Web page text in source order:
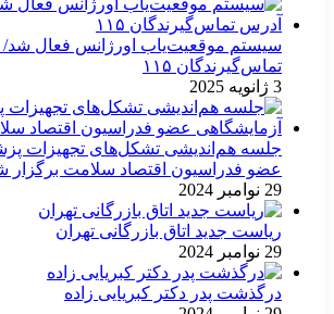
سیستم موقعیت‌یاب اورژانس فعال
تماس‌گیرندگان ۱۱۵
3 ژانویه 2025
جلسه هم‌اندیشی تشکل‌های تجهیزات
عضو فدراسیون اقتصاد سلامت برگزار
29 نوامبر 2024
ریاست جدید اتاق بازرگانی تهران
29 نوامبر 2024
درگذشت پدر دکتر کبریایی زاده